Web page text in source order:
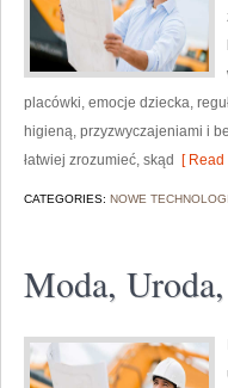
placówki, emocje dziecka,
higieną, przyzwyczajeniami i
łatwiej zrozumieć, skąd
[ Read
CATEGORIES: NOWE
Moda,